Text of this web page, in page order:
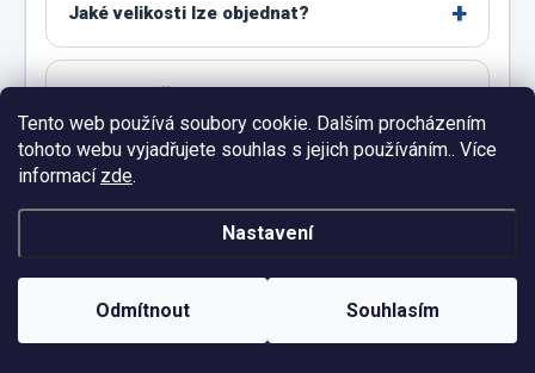
Tento web používá soubory cookie. Dalším procházením
tohoto webu vyjadřujete souhlas s jejich používáním.. Více
informací zde.
Nastavení
Odmítnout Souhlasím
Jaké velikosti lze objednat?
Jak správně vybrat velikost?
Co zvolit mezi dvěma velikostmi?
velikostech?